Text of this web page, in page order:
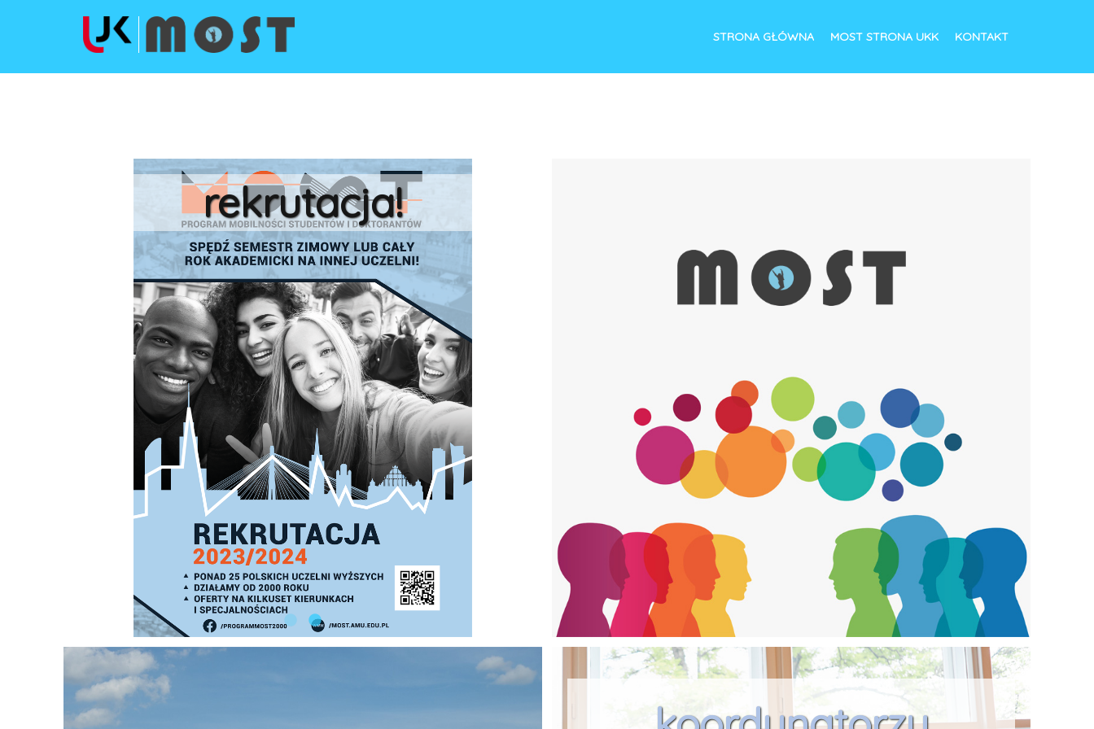
STRONA GŁÓWNA MOST STRONA UKK KONTAKT
kompletowanie
dokumentacji
to program wymiany studentów i doktorantów
polskich uczelni. MOST daje możliwość m.in.: ✓
realizacji programu studiów na uczelni innej niż
macierzysta, ✓ wyboru dodatkowych
(związanych z zainteresowaniami uczestnika)
przedmiotów, ✓ nawiązania kontaktu ze
specjalistami w danej dziedzinie, korzystania z
księgozbioru innej uczelni, ✓ prowadzenia
badań do pracy dyplomowej, czy dysertacji
doktorskiej.